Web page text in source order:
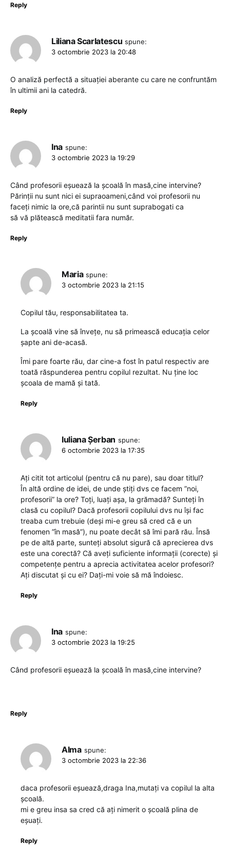
Reply
Liliana Scarlatescu spune:
3 octombrie 2023 la 20:48
O analiză perfectă a situației aberante cu care ne confruntăm
în ultimii ani la catedră.
Reply
Ina spune:
3 octombrie 2023 la 19:29
Când profesorii eșuează la școală în masă,cine intervine?
Părinții nu sunt nici ei supraoameni,când voi profesorii nu
faceți nimic la ore,că parintii nu sunt suprabogati ca
să vă plătească meditatii fara număr.
Reply
Maria spune:
3 octombrie 2023 la 21:15
Copilul tău, responsabilitatea ta.
La școală vine să învețe, nu să primească educația celor
șapte ani de-acasă.
Îmi pare foarte rău, dar cine-a fost în patul respectiv are
toată răspunderea pentru copilul rezultat. Nu ține loc
școala de mamă și tată.
Reply
Iuliana Șerban spune:
6 octombrie 2023 la 17:35
Ați citit tot articolul (pentru că nu pare), sau doar titlul?
În altă ordine de idei, de unde știți dvs ce facem ”noi,
profesorii” la ore? Toți, luați așa, la grămadă? Sunteți în
clasă cu copilul? Dacă profesorii copilului dvs nu își fac
treaba cum trebuie (deși mi-e greu să cred că e un
fenomen ”în masă”), nu poate decât să îmi pară rău. Însă
pe de altă parte, sunteți absolut sigură că aprecierea dvs
este una corectă? Că aveți suficiente informații (corecte) și
competențe pentru a aprecia activitatea acelor profesori?
Ați discutat și cu ei? Dați-mi voie să mă îndoiesc.
Reply
Ina spune:
3 octombrie 2023 la 19:25
Când profesorii eșuează la școală în masă,cine intervine?
Reply
Alma spune:
3 octombrie 2023 la 22:36
daca profesorii eșuează,draga Ina,mutați va copilul la alta
școală.
mi e greu insa sa cred că ați nimerit o școală plina de
eșuați.
Reply